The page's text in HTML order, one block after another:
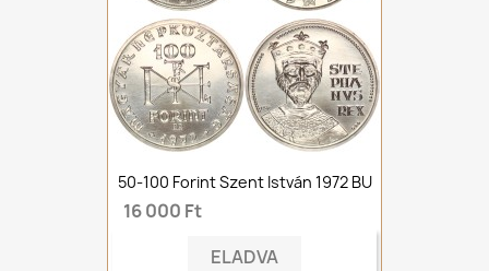
50-100 Forint Szent István 1972 BU
16 000 Ft
ELADVA